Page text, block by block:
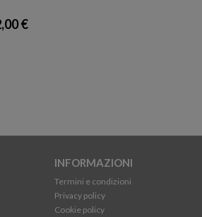
€
INFORMAZIONI
Termini e condizioni
Privacy policy
Cookie policy